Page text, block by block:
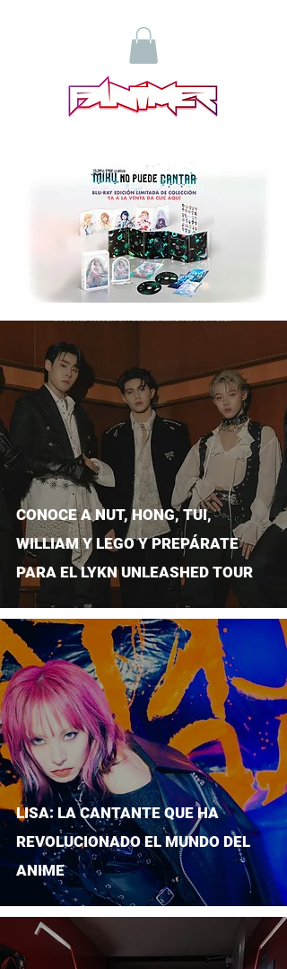
CONOCE A NUT, HONG, TUI,
WILLIAM Y LEGO Y PREPÁRATE
PARA EL LYKN UNLEASHED TOUR
LISA: LA CANTANTE QUE HA
REVOLUCIONADO EL MUNDO DEL
ANIME